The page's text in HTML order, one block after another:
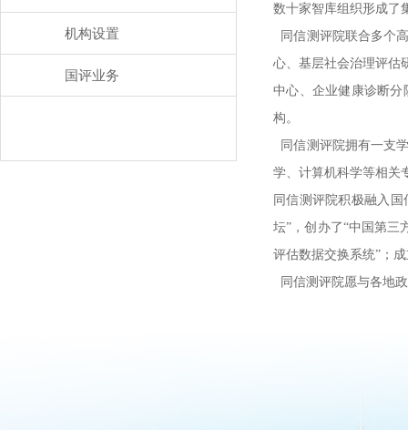
机构设置
国评业务
数十家智库组织形成了
同信测评院联合多个
心、基层社会治理评估
中心、企业健康诊断
构。
同信测评院拥有一支
学、计算机科学等相关
同信测评院积极融入
坛”，创办了“中国第三
评估数据交换系统”；
同信测评院愿与各地